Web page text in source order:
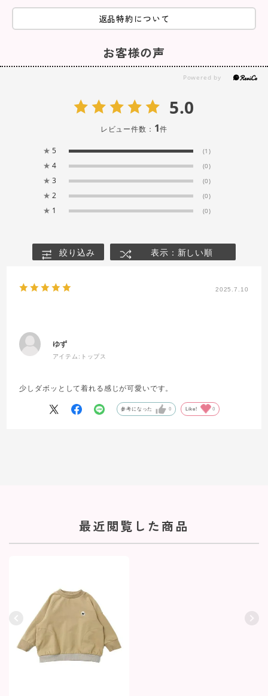
返品特約について
お客様の声
5.0
レビュー件数： 1件
★ 5 (1)
★ 4 (0)
★ 3 (0)
★ 2 (0)
★ 1 (0)
絞り込み 表示：新しい順
2025.7.10
ゆず
アイテム: トップス
少しダボッとして着れる感じが可愛いです。
参考になった 0 Like! 0
最近閲覧した商品